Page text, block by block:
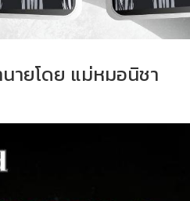
ายโดย แม่หมอนิชา